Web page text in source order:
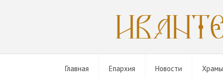
Главная Епархия Новости Храмы